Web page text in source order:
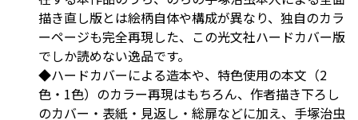
描き直し版とは絵柄自体や構成が異なり、独自のカラ
ーページも完全再現した、この光文社ハードカバー版
でしか読めない逸品です。
◆ハードカバーによる造本や、特色使用の本文（2
色・1色）のカラー再現はもちろん、作者描き下ろし
のカバー・表紙・見返し・総扉などに加え、手塚治虫